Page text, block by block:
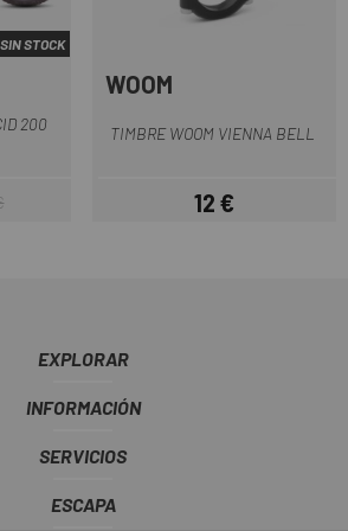
SIN STOCK
200
WOOM
TIMBRE WOOM VIENNA BELL
Precio
12 €
EXPLORAR
INFORMACIÓN
SERVICIOS
ESCAPA